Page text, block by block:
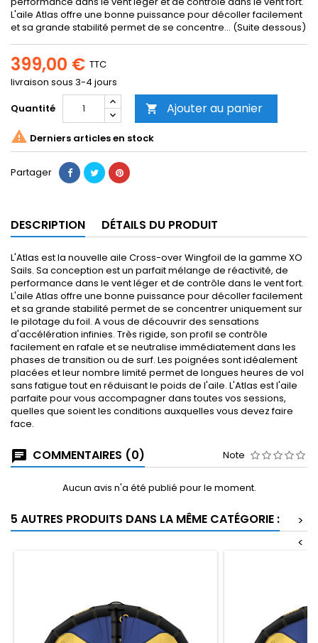
L'aile Atlas offre une bonne puissance pour décoller facilement
et sa grande stabilité permet de se concentre... (Suite dessous)
399,00 € TTC
livraison sous 3-4 jours
Quantité
 Ajouter au panier
 Derniers articles en stock
Partager
DESCRIPTION DÉTAILS DU PRODUIT
L'Atlas est la nouvelle aile Cross-over Wingfoil de la gamme XO
Sails. Sa conception est un parfait mélange de réactivité, de
performance dans le vent léger et de contrôle dans le vent fort.
L'aile Atlas offre une bonne puissance pour décoller facilement
et sa grande stabilité permet de se concentrer uniquement sur
le pilotage du foil. A vous de découvrir des sensations
d'accélération infinies. Très rigide, son profil se contrôle
facilement en rafale et se neutralise immédiatement dans les
phases de transition ou de surf. Les poignées sont idéalement
placées et leur nombre limité permet de longues heures de vol
sans fatigue tout en réduisant le poids de l'aile. L'Atlas est l'aile
parfaite pour vous accompagner dans toutes vos sessions,
quelles que soient les conditions auxquelles vous devez faire
face.
COMMENTAIRES (0) Note
Aucun avis n'a été publié pour le moment.
5 AUTRES PRODUITS DANS LA MÊME CATÉGORIE :
>
<